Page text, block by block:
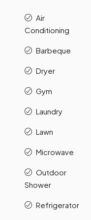
Air
Conditioning
Barbeque
Dryer
Gym
Laundry
Lawn
Microwave
Outdoor
Shower
Refrigerator